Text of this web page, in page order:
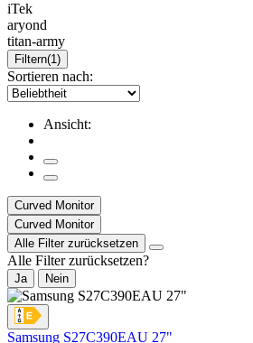
iTek
aryond
titan-army
Filtern(1)
Sortieren nach:
Ansicht:
Curved Monitor
Curved Monitor
Alle Filter zurücksetzen
Alle Filter zurücksetzen?
Ja Nein
Samsung S27C390EAU 27"